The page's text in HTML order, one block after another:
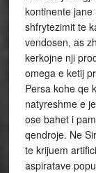
kontinente
shfrytezimit te
vendosen, as
kerkojne nji
omega e ketij
Persa kohe qe
natyreshme e
ose bahet i
qendroje. Ne
te krijuem
aspiratave